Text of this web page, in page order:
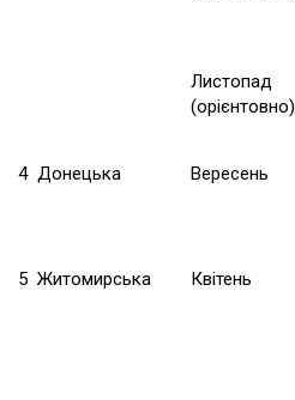
Листопад
(орієнтовно)
4 Донецька Вересень
5 Житомирська Квітень